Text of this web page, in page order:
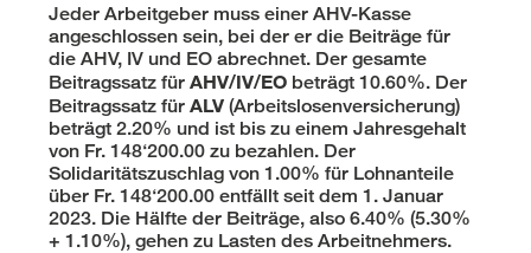
Jeder Arbeitgeber muss einer AHV-Kasse
angeschlossen sein, bei der er die Beiträge für
die AHV, IV und EO abrechnet. Der gesamte
Beitragssatz fürAHV/IV/EO beträgt 10.60%. Der
Beitragssatz fürALV (Arbeitslosenversicherung)
beträgt 2.20% und ist bis zu einem Jahresgehalt
von Fr. 148‘200.00 zu bezahlen. Der
Solidaritätszuschlag von 1.00% für Lohnanteile
über Fr. 148‘200.00 entfällt seit dem 1. Januar
2023. Die Hälfte der Beiträge, also 6.40% (5.30%
+ 1.10%), gehen zu Lasten des Arbeitnehmers.